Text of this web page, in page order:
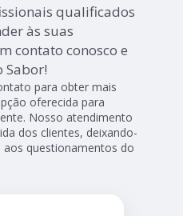
qualificados
às suas
contato conosco e
Sabor!
para obter mais
oferecida para
Nosso atendimento
dos clientes, deixando-
questionamentos do